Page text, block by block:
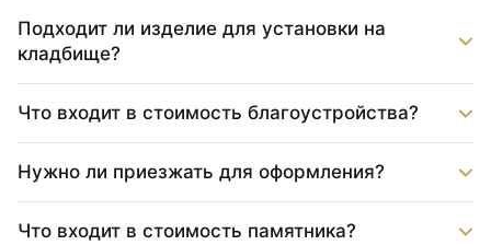
Подходит ли изделие для установки на
кладбище?
Что входит в стоимость благоустройства?
Нужно ли приезжать для оформления?
Что входит в стоимость памятника?